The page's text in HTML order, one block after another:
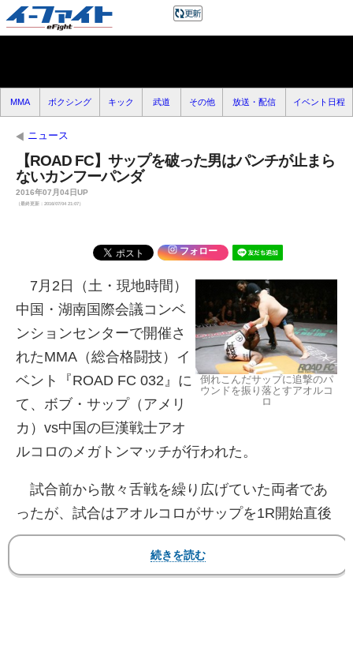
MMA ボクシング キック 武道 その他 放送・配信 イベント日程
ニュース
【ROAD FC】サップを破った男はパンチが止まら
ないカンフーパンダ
2016年07月04日UP
（最終更新：2016/07/04 21:07）
フォロー
倒れこんだサップに追撃のパ
ウンドを振り落とすアオルコ
ロ
7月2日（土・現地時間）
中国・湖南国際会議コンベ
ンションセンターで開催さ
れたMMA（総合格闘技）イ
ベント『ROAD FC 032』に
て、ボブ・サップ（アメリ
カ）vs中国の巨漢戦士アオ
ルコロのメガトンマッチが行われた。
試合前から散々舌戦を繰り広げていた両者であ
ったが、試合はアオルコロがサップを1R開始直後
からパンチの連打で防戦一方にさせ、倒れたとこ
ろをパウンド連打によりわずか36秒でTKO勝ちを